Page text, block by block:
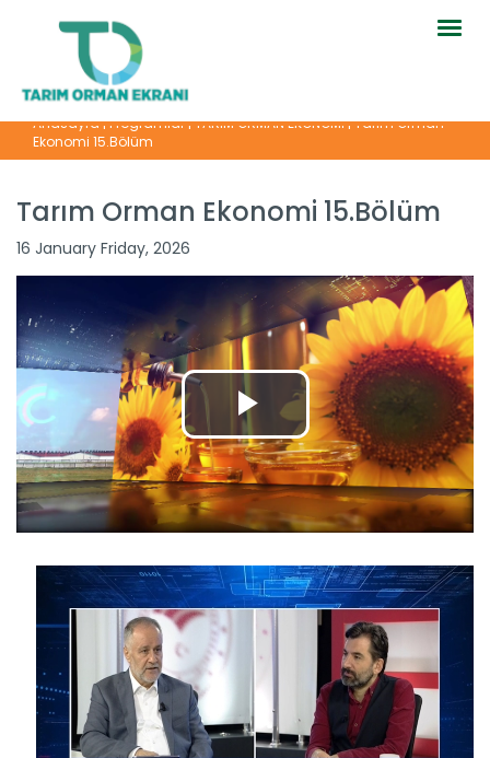
Anasayfa|Programlar|TARIM ORMAN EKONOMİ|Tarım Orman
Ekonomi 15.Bölüm
Tarım Orman Ekonomi 15.Bölüm
16 January Friday, 2026
Tarım Orman Ekonomi 28.Bölüm
Devamını Oku ->
Tarım Orman Ekonomi 27.Bölüm
Devamını Oku ->